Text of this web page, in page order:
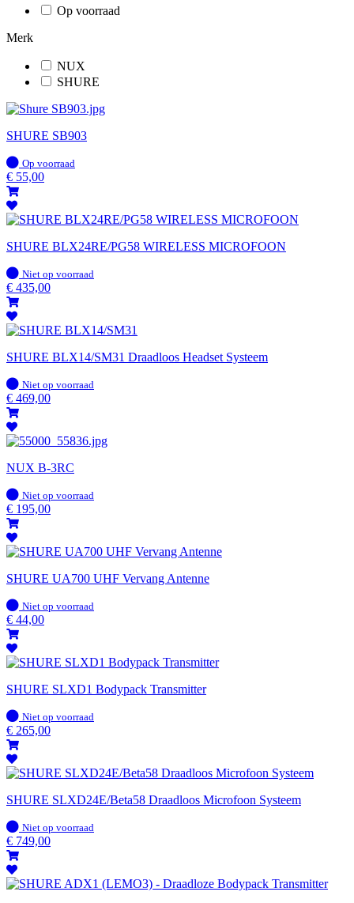
Op voorraad
Merk
NUX
SHURE
SHURE SB903
Op
voorraad
Op voorraad
€ 55,00
SHURE BLX24RE/PG58 WIRELESS MICROFOON
Op
voorraad
Niet op voorraad
€ 435,00
SHURE BLX14/SM31 Draadloos Headset Systeem
Op
voorraad
Niet op voorraad
€ 469,00
NUX B-3RC
Op
voorraad
Niet op voorraad
€ 195,00
SHURE UA700 UHF Vervang Antenne
Op
voorraad
Niet op voorraad
€ 44,00
SHURE SLXD1 Bodypack Transmitter
Op
voorraad
Niet op voorraad
€ 265,00
SHURE SLXD24E/Beta58 Draadloos Microfoon Systeem
Op
voorraad
Niet op voorraad
€ 749,00